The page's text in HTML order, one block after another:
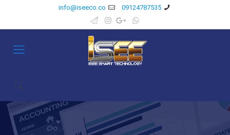
09124787535
info@iseeco.co